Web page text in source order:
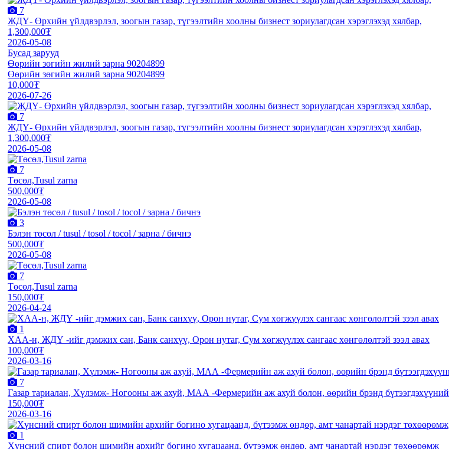
7
ЖДҮ- Өрхийн үйлдвэрлэл, зоогын газар, түгээлтийн хоолны бизнест зориулагдсан хэрэглэхэд хялбар,
1,300,000₮
2026-05-08
Бусад зарууд
Өөрийн зөгийн жилий зарна 90204899
Өөрийн зөгийн жилий зарна 90204899
10,000₮
2026-07-26
7
ЖДҮ- Өрхийн үйлдвэрлэл, зоогын газар, түгээлтийн хоолны бизнест зориулагдсан хэрэглэхэд хялбар,
1,300,000₮
2026-05-08
7
Төсөл,Tusul zarna
500,000₮
2026-05-08
3
Бэлэн төсөл / tusul / tosol / tocol / зарна / бичнэ
500,000₮
2026-05-08
7
Төсөл,Tusul zarna
150,000₮
2026-04-24
1
XАА-н, ЖДҮ -ийг дэмжиx сан, Банк санxүү, Орон нутаг, Сум хөгжүүлэх сангаас хөнгөлөлтэй зээл авах
100,000₮
2026-03-16
7
Газар тариалан, Хүлэмж- Ногооны аж ахуй, МАА -Фермерийн аж ахуй болон, өөрийн брэнд бүтээгдэхүүний
150,000₮
2026-03-16
1
Хүнсний спирт болон шимийн архийг богино хугацаанд, бүтээмж өндөр, амт чанартай нэрдэг төхөөрөмж